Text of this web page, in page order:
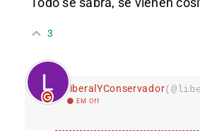
3
LiberalYConservador
EM Off